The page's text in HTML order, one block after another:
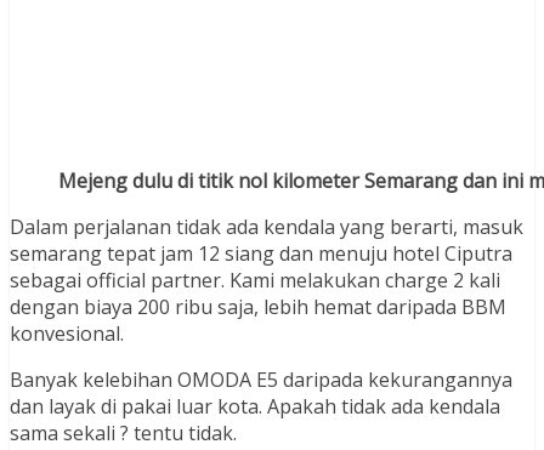
Mejeng dulu di titik nol kilometer Semarang dan ini
Dalam perjalanan tidak ada kendala yang berarti, masuk
semarang tepat jam 12 siang dan menuju hotel Ciputra
sebagai official partner. Kami melakukan charge 2 kali
dengan biaya 200 ribu saja, lebih hemat daripada BBM
konvesional.
Banyak kelebihan OMODA E5 daripada kekurangannya
dan layak di pakai luar kota. Apakah tidak ada kendala
sama sekali ? tentu tidak.